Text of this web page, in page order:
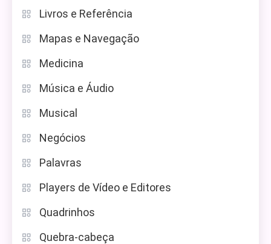
Livros e Referência
Mapas e Navegação
Medicina
Música e Áudio
Musical
Negócios
Palavras
Players de Vídeo e Editores
Quadrinhos
Quebra-cabeça